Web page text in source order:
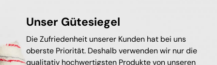
Unser Gütesiegel
Die Zufriedenheit unserer Kunden hat bei uns
oberste Priorität. Deshalb verwenden wir nur die
qualitativ hochwertigsten Produkte von unseren